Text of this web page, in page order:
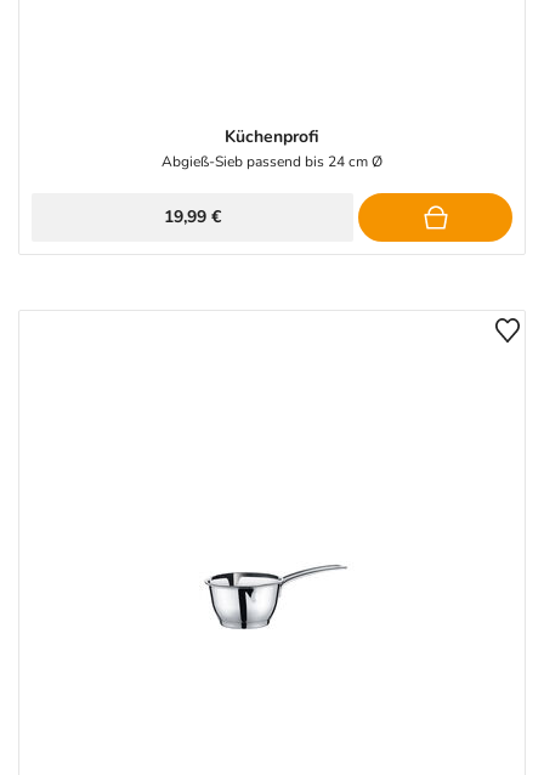
Küchenprofi
Abgieß-Sieb passend bis 24 cm Ø
19,99 €